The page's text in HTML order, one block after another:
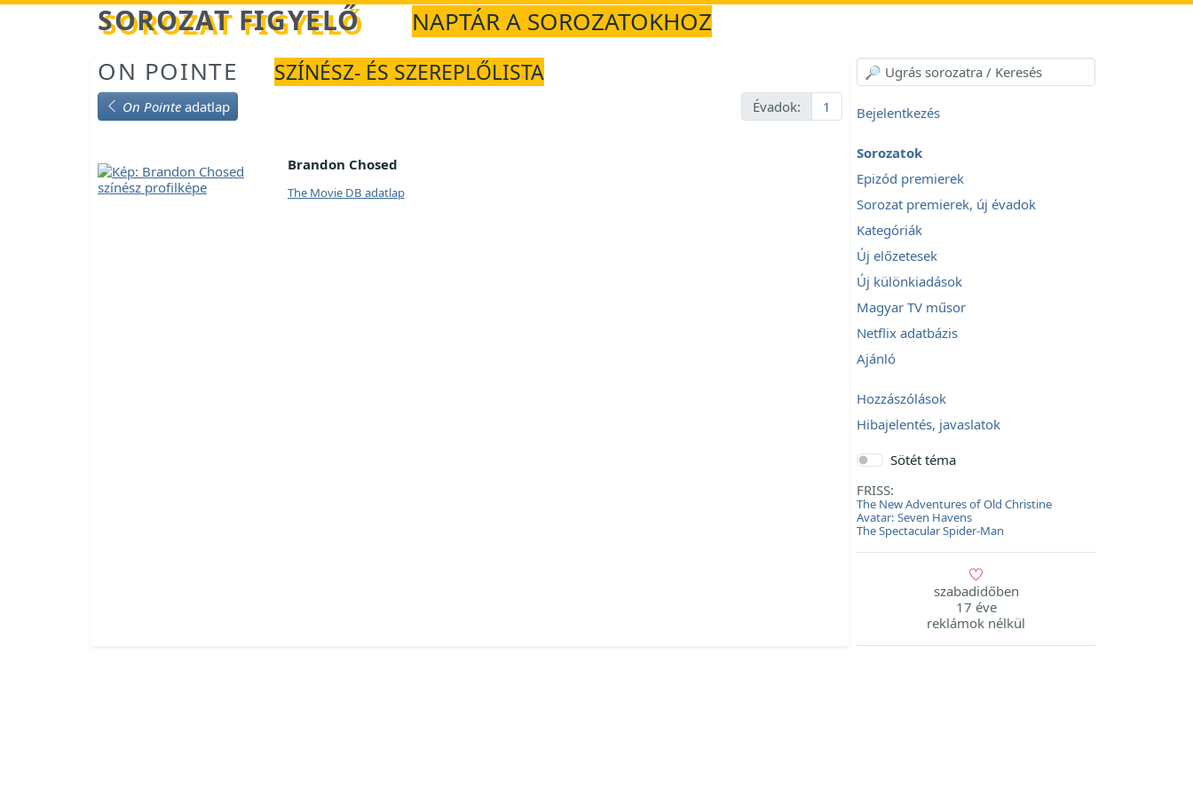
Betöltés... SOROZAT FIGYELŐ
NAPTÁR A SOROZATOKHOZ
ON POINTE
SZÍNÉSZ- ÉS SZEREPLŐLISTA
On Pointe adatlap Évadok: 1
Brandon Chosed
The Movie DB adatlap
Bejelentkezés
Sorozatok
Epizód premierek
Sorozat premierek, új évadok
Kategóriák
Új előzetesek
Új különkiadások
Magyar TV műsor
Netflix adatbázis
Ajánló
Hozzászólások
Hibajelentés, javaslatok
Sötét téma
FRISS:
The New Adventures of Old Christine
Avatar: Seven Havens
The Spectacular Spider-Man
szabadidőben
17 éve
reklámok nélkül